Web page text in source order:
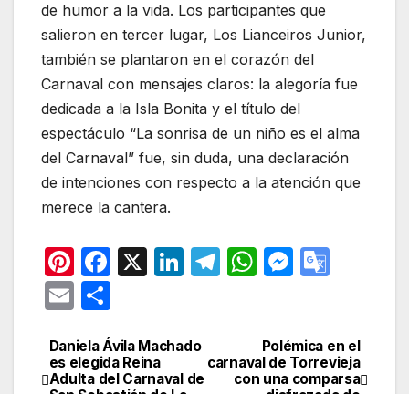
de humor a la vida. Los participantes que
salieron en tercer lugar, Los Lianceiros Junior,
también se plantaron en el corazón del
Carnaval con mensajes claros: la alegoría fue
dedicada a la Isla Bonita y el título del
espectáculo “La sonrisa de un niño es el alma
del Carnaval” fue, sin duda, una declaración
de intenciones con respecto a la atención que
merece la cantera.
Pi
nt
er
e
st
F
e
b
X
Li
e
dI
T
a
W
s
A
M
s
e
gl
e
E
ail m
p
Navegación
Polémica en el
carnaval de Torrevieja
con una comparsa
Daniela Ávila Machado
es elegida Reina
Adulta del Carnaval de